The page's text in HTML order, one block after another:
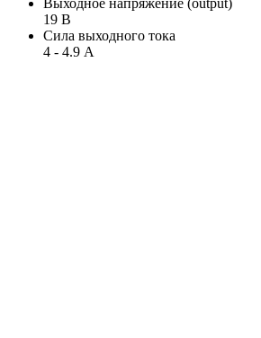
Выходное напряжение (output)
19 В
Сила выходного тока
4 - 4.9 А